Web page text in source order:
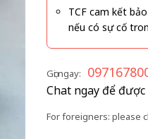
TCF cam kết
nếu có sự cố
Gọi ngay:
Chat ngay để
For foreigners: please